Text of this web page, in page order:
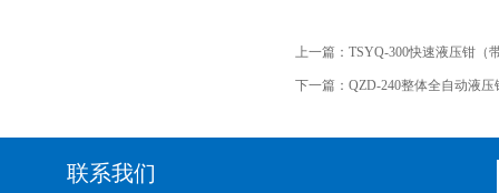
上一篇： TSYQ-300快速液压钳（
下一篇： QZD-240整体全自动液压
联系我们